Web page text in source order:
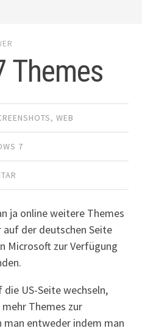
Themes
,WEB
7
ja online weitere Themes
auf der deutschen Seite
Microsoft zur Verfügung
US-Seite wechseln,
Themes zur
man entweder indem man